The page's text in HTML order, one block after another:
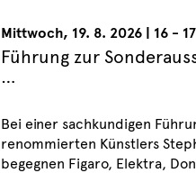
Mittwoch, 19. 8. 2026| 16 -
Führung zur
…
Bei einer sachkundigen
renommierten Künstlers
begegnen Figaro, Elektra,